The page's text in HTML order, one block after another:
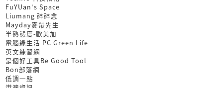
FuYUan's Space
Liumang 碎碎念
Mayday麥帶先生
半熟態度-歐美加
電腦綠生活 PC Green Life
英文練習網
是個好工具Be Good Tool
Bon部落網
低調一點